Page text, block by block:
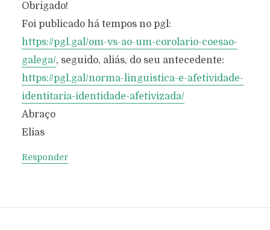
Obrigado!
Foi publicado há tempos no pgl:
https://pgl.gal/om-vs-ao-um-corolario-coesao-
galega/, seguido, aliás, do seu antecedente:
https://pgl.gal/norma-linguistica-e-afetividade-
identitaria-identidade-afetivizada/
Abraço
Elias
Responder